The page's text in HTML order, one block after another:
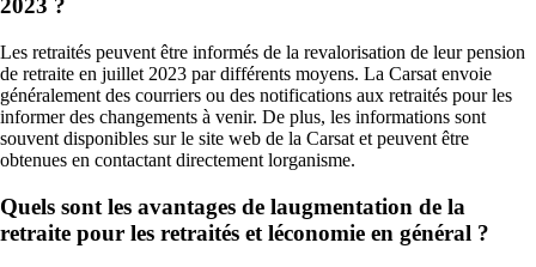
2023 ?
Les retraités peuvent être informés de la revalorisation de leur pension
de retraite en juillet 2023 par différents moyens. La Carsat envoie
généralement des courriers ou des notifications aux retraités pour les
informer des changements à venir. De plus, les informations sont
souvent disponibles sur le site web de la Carsat et peuvent être
obtenues en contactant directement lorganisme.
Quels sont les avantages de laugmentation de la
retraite pour les retraités et léconomie en général ?